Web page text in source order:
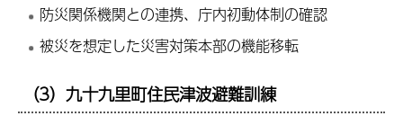
防災関係機関との連携、庁内初動体制の確認
被災を想定した災害対策本部の機能移転
（3）九十九里町住民津波避難訓練